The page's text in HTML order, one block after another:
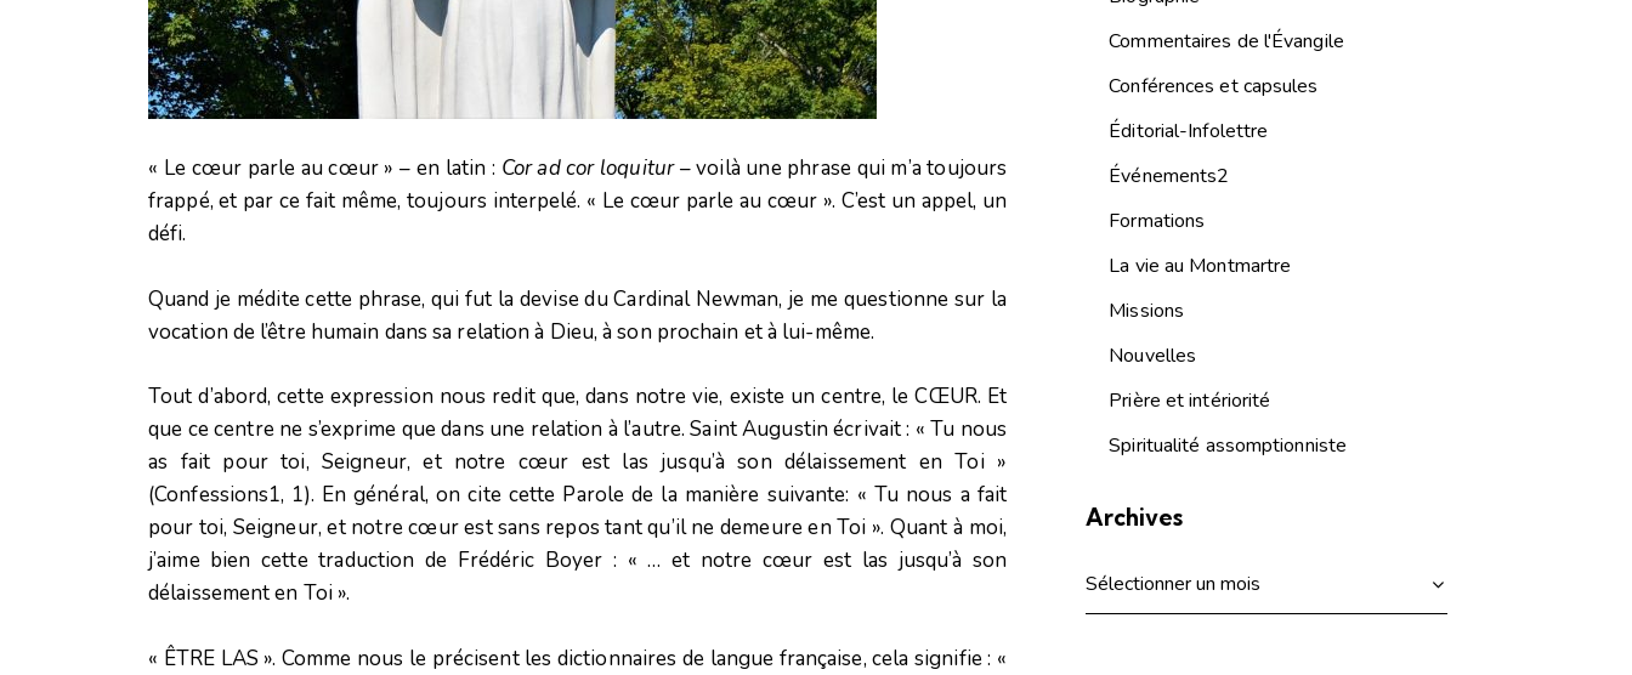
« Le cœur parle au cœur » – en latin : Cor ad cor loquitur– voilà une phrase qui m’a toujours
frappé, et par ce fait même, toujours interpelé. « Le cœur parle au cœur ». C’est un appel, un
défi.
Quand je médite cette phrase, qui fut la devise du Cardinal Newman, je me questionne sur la
vocation de l’être humain dans sa relation à Dieu, à son prochain et à lui-même.
Tout d’abord, cette expression nous redit que, dans notre vie, existe un centre, le CŒUR. Et
que ce centre ne s’exprime que dans une relation à l’autre. Saint Augustin écrivait : « Tu nous
as fait pour toi, Seigneur, et notre cœur est las jusqu’à son délaissement en Toi »
(Confessions1, 1). En général, on cite cette Parole de la manière suivante: « Tu nous a fait
pour toi, Seigneur, et notre cœur est sans repos tant qu’il ne demeure en Toi ». Quant à moi,
j’aime bien cette traduction de Frédéric Boyer : « … et notre cœur est las jusqu’à son
délaissement en Toi ».
« ÊTRE LAS ». Comme nous le précisent les dictionnaires de langue française, cela signifie : «
Commentaires de l'Évangile
Conférences et capsules
Éditorial-Infolettre
Événements2
Formations
La vie au Montmartre
Missions
Nouvelles
Prière et intériorité
Spiritualité assomptionniste
Archives